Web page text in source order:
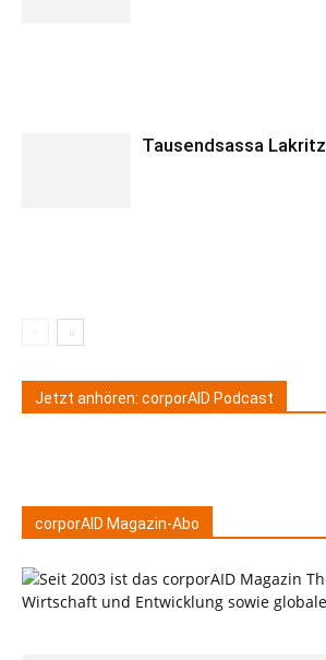
Tausendsassa Lakritz
Jetzt anhören: corporAID Podcast
corporAID Magazin-Abo